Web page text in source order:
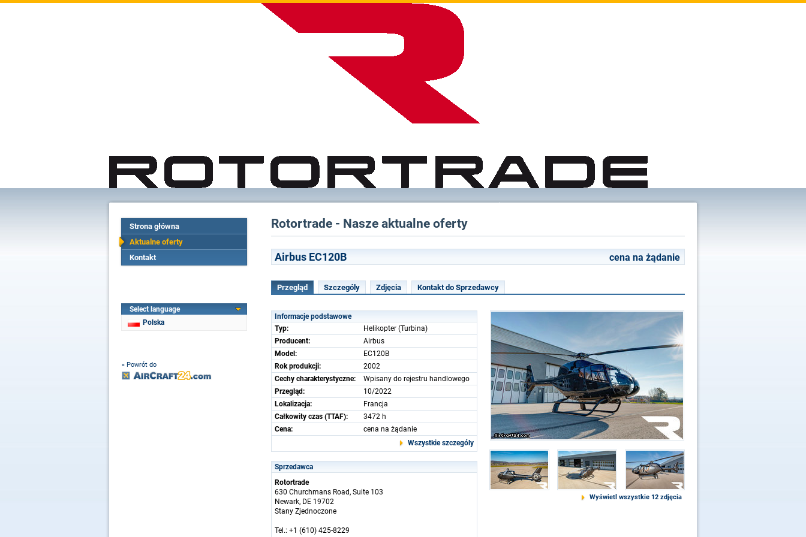
Strona główna
Aktualne oferty
Kontakt
Select language
Polska
« Powrót do
Rotortrade - Nasze aktualne oferty
Airbus EC120B cena na żądanie
Przegląd Szczególy Zdjęcia Kontakt do Sprzedawcy
Informacje podstawowe
Typ:
Helikopter (Turbina)
Producent:
Airbus
Model:
EC120B
Rok produkcji:
2002
Cechy charakterystyczne:
Wpisany do rejestru handlowego
Przegląd:
10/2022
Lokalizacja:
Francja
Całkowity czas (TTAF):
3472 h
Cena:
cena na żądanie
Wszystkie szczególy
Sprzedawca
Rotortrade
630 Churchmans Road, Suite 103
Newark, DE 19702
Stany Zjednoczone
Tel.: +1 (610) 425-8229
Wyświetl wszystkie 12 zdjęcia